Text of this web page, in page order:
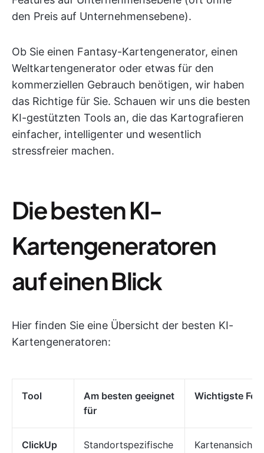
den Preis auf Unternehmensebene).
Ob Sie einen Fantasy-Kartengenerator, einen
Weltkartengenerator oder etwas für den
kommerziellen Gebrauch benötigen, wir haben
das Richtige für Sie. Schauen wir uns die besten
KI-gestützten Tools an, die das Kartografieren
einfacher, intelligenter und wesentlich
stressfreier machen.
Die besten KI-
Kartengeneratoren
auf einen Blick
Hier finden Sie eine Übersicht der besten KI-
Kartengeneratoren:
Tool
Am besten geeignet
für
Wichtigste
ClickUp
Standortspezifische
Kartenansicht,